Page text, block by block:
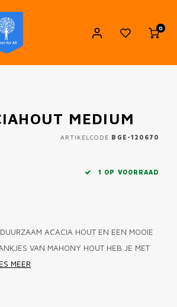
0
MEDIUM
ARTIKELCODE BGE-120670
1 OP VOORRAAD
ACACIA HOUT EN EEN MOOIE
VAN MAHONY HOUT HEB JE MET
MEER